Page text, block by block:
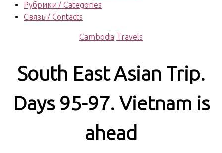
Рубрики / Categories
Связь / Contacts
Рубрики
Cambodia Travels
South East Asian Trip.
Days 95-97. Vietnam is
ahead